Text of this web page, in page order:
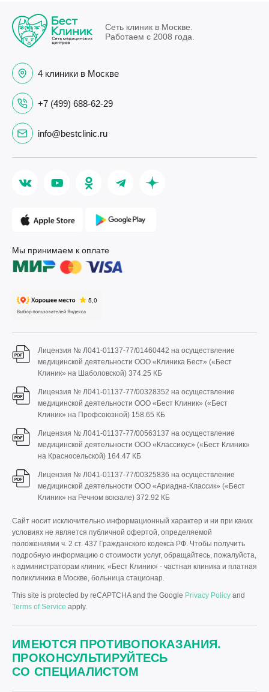
Сеть клиник в Москве.
Работаем с 2008 года.
4 клиники в Москве
+7 (499) 688-62-29
info@bestclinic.ru
Мы принимаем к оплате
Лицензия № Л041-01137-77/01460442 на осуществление
медицинской деятельности ООО «Клиника Бест» («Бест
Клиник» на Шаболовской) 374.25 КБ
Лицензия № Л041-01137-77/00328352 на осуществление
медицинской деятельности ООО «Бест Клиник» («Бест
Клиник» на Профсоюзной) 158.65 КБ
Лицензия № Л041-01137-77/00563137 на осуществление
медицинской деятельности ООО «Классикус» («Бест Клиник»
на Красносельской) 164.47 КБ
Лицензия № Л041-01137-77/00325836 на осуществление
медицинской деятельности ООО «Ариадна-Классик» («Бест
Клиник» на Речном вокзале) 372.92 КБ
Сайт носит исключительно информационный характер и ни при каких
условиях не является публичной офертой, определяемой
положениями ч. 2 ст. 437 Гражданского кодекса РФ. Чтобы получить
подробную информацию о стоимости услуг, обращайтесь, пожалуйста,
к администраторам клиник. «Бест Клиник» - частная клиника и платная
поликлиника в Москве, больница стационар.
This site is protected by reCAPTCHA and the Google Privacy Policy and
Terms of Service apply.
ИМЕЮТСЯ ПРОТИВОПОКАЗАНИЯ.
ПРОКОНСУЛЬТИРУЙТЕСЬ
СО СПЕЦИАЛИСТОМ